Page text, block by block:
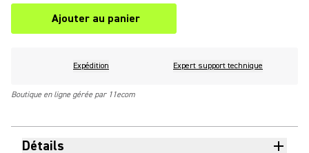
Ajouter au panier
Expédition Expert support technique
Boutique en ligne gérée par 11ecom
Détails